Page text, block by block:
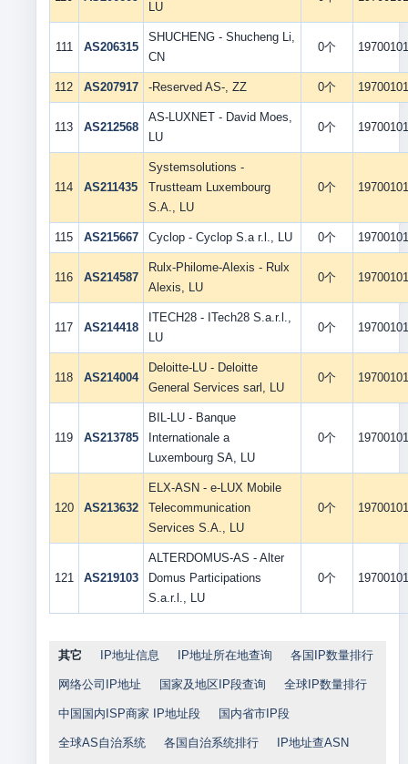
LU
111 AS206315
SHUCHENG - Shucheng Li,
CN
0个 19700101
112 AS207917 -Reserved AS-, ZZ 0个 19700101
113 AS212568
AS-LUXNET - David Moes,
LU
0个 19700101
114 AS211435
Systemsolutions -
Trustteam Luxembourg
S.A., LU
0个 19700101
115 AS215667 Cyclop - Cyclop S.a r.l., LU 0个 19700101
116 AS214587
Rulx-Philome-Alexis - Rulx
Alexis, LU
0个 19700101
117 AS214418
ITECH28 - ITech28 S.a.r.l.,
LU
0个 19700101
118 AS214004
Deloitte-LU - Deloitte
General Services sarl, LU
0个 19700101
119 AS213785
BIL-LU - Banque
Internationale a
Luxembourg SA, LU
0个 19700101
120 AS213632
ELX-ASN - e-LUX Mobile
Telecommunication
Services S.A., LU
0个 19700101
121 AS219103
ALTERDOMUS-AS - Alter
Domus Participations
S.a.r.l., LU
0个 19700101
其它 IP地址信息 IP地址所在地查询 各国IP数量排行
网络公司IP地址 国家及地区IP段查询 全球IP数量排行
中国国内ISP商家 IP地址段 国内省市IP段
全球AS自治系统 各国自治系统排行 IP地址查ASN